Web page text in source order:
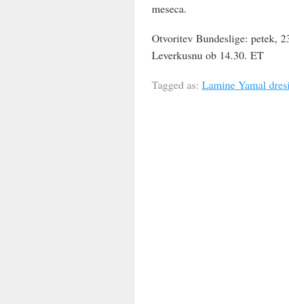
meseca.
Otvoritev Bundeslige: petek,
Leverkusnu ob 14.30. ET
Tagged as: Lamine Yamal dresi